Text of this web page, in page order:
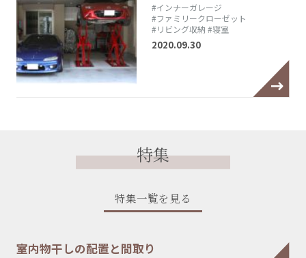
#インナーガレージ
#ファミリークローゼット
#リビング収納 #寝室
2020.09.30
特集
特集一覧を見る
室内物干しの配置と間取り